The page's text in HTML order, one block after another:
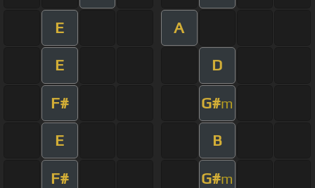
E A
E D
F# G#m
E B
F# G#m